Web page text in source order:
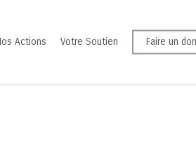
Actions Votre Soutien Faire un don